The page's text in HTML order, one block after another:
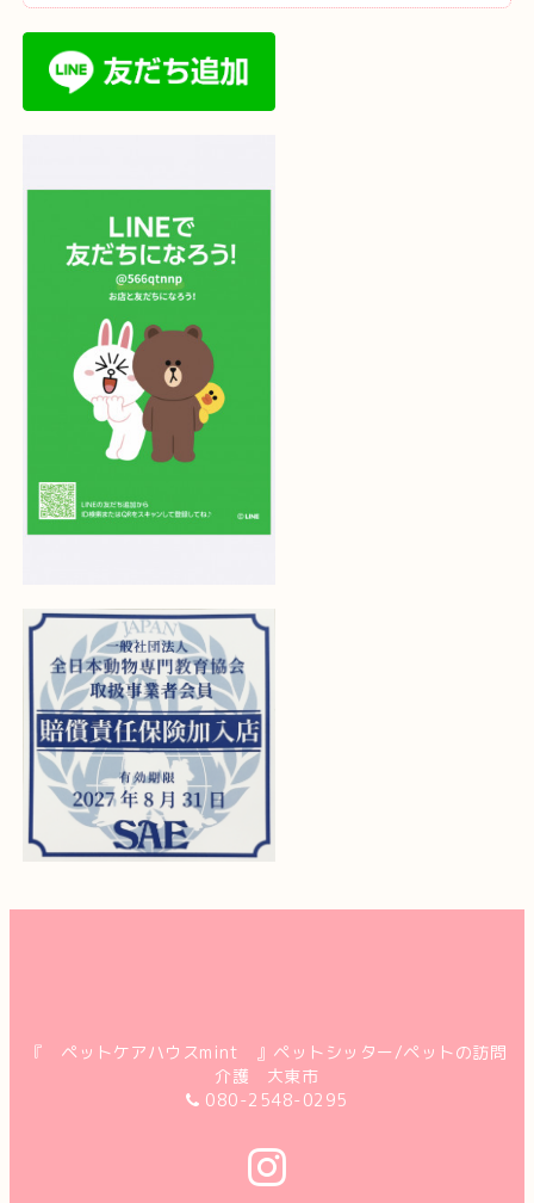
『 ペットケアハウスmint 』ペットシッター/ペットの訪問
介護 大東市
080-2548-0295